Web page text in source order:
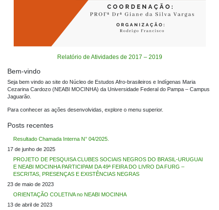
Relatório de Atividades de 2017 – 2019
Bem-vindo
Seja bem vindo ao site do Núcleo de Estudos Afro-brasileiros e Indígenas Maria
Cezarina Cardozo (NEABI MOCINHA) da Universidade Federal do Pampa – Campus
Jaguarão.
Para conhecer as ações desenvolvidas, explore o menu superior.
Posts recentes
Resultado Chamada Interna N° 04/2025.
17 de junho de 2025
PROJETO DE PESQUISA CLUBES SOCIAIS NEGROS DO BRASIL-URUGUAI
E NEABI MOCINHA PARTICIPAM DA 49ª FEIRA DO LIVRO DA FURG –
ESCRITAS, PRESENÇAS E EXISTÊNCIAS NEGRAS
23 de maio de 2023
ORIENTAÇÃO COLETIVA no NEABI MOCINHA
13 de abril de 2023